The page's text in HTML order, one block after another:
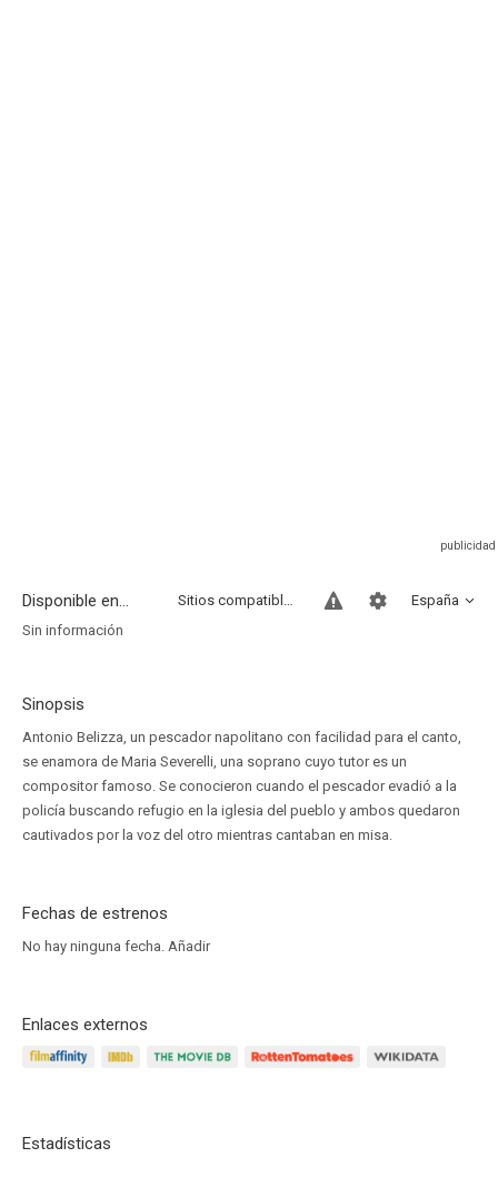
Disponible en... España
Sitios compatibles
Sin información
Sinopsis
Antonio Belizza, un pescador napolitano con facilidad para el canto,
se enamora de Maria Severelli, una soprano cuyo tutor es un
compositor famoso. Se conocieron cuando el pescador evadió a la
policía buscando refugio en la iglesia del pueblo y ambos quedaron
cautivados por la voz del otro mientras cantaban en misa.
Fechas de estrenos
No hay ninguna fecha. Añadir
Enlaces externos
Estadísticas